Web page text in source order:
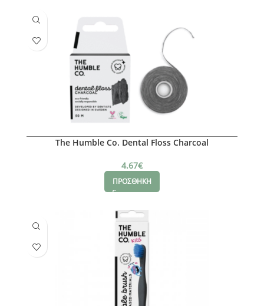
The Humble Co. Dental Floss Charcoal
4.67€
ΠΡΟΣΘΗΚΗ